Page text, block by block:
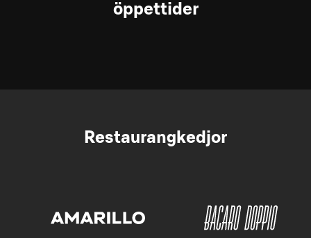
öppettider
Restaurangkedjor